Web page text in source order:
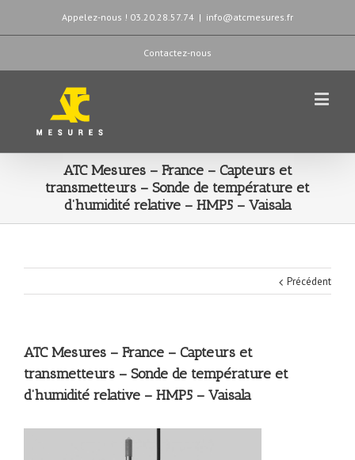
Appelez-nous ! 03.20.28.57.74 | info@atcmesures.fr
Contactez-nous
ATC Mesures – France – Capteurs et
transmetteurs – Sonde de température et
d’humidité relative – HMP5 – Vaisala
Précédent
ATC Mesures – France – Capteurs et
transmetteurs – Sonde de température et
d’humidité relative – HMP5 – Vaisala